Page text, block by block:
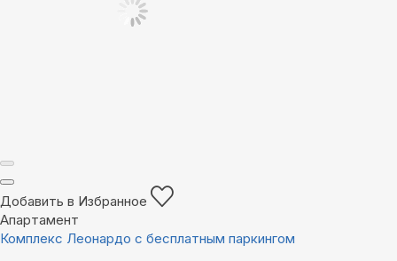
Добавить в Избранное
Апартамент
Комплекс Леонардо с бесплатным паркингом